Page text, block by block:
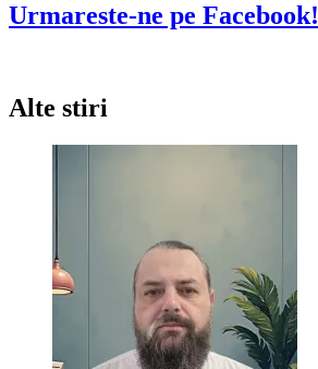
Urmareste-ne pe Facebook!
Alte stiri